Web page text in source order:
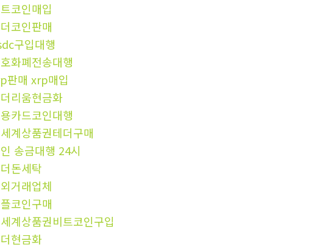
코인매입
코인판매
구입대행
화폐전송대행
판매 xrp매입
리움현금화
카드코인대행
계상품권테더구매
송금대행 24시
돈세탁
거래업체
코인구매
계상품권비트코인구입
현금화